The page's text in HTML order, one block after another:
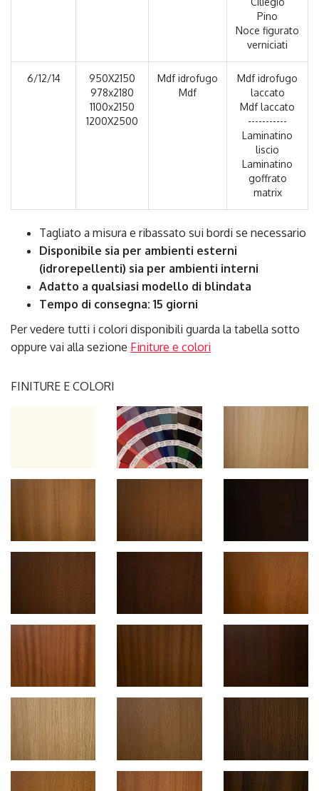
Pino
Noce figurato
verniciati
6/12/14
950X2150
978x2180
1100x2150
1200X2500
Mdf idrofugo
Mdf
Mdf idrofugo
laccato
Mdf laccato
-----------
Laminatino
liscio
Laminatino
goffrato
matrix
Tagliato a misura e ribassato sui bordi se necessario
Disponibile sia per ambienti esterni
(idrorepellenti) sia per ambienti interni
Adatto a qualsiasi modello di blindata
Tempo di consegna: 15 giorni
Per vedere tutti i colori disponibili guarda la tabella sotto
oppure vai alla sezione Finiture e colori
FINITURE E COLORI